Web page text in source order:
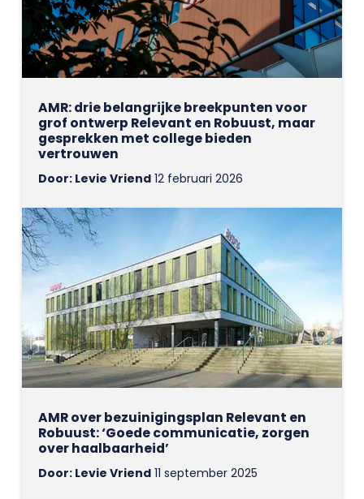
AMR: drie belangrijke breekpunten voor
grof ontwerp Relevant en Robuust, maar
gesprekken met college bieden
vertrouwen
Door: Levie Vriend12 februari 2026
AMR over bezuinigingsplan Relevant en
Robuust: ‘Goede communicatie, zorgen
over haalbaarheid’
Door: Levie Vriend11 september 2025